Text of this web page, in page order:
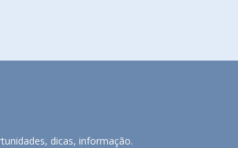
dicas, informação.